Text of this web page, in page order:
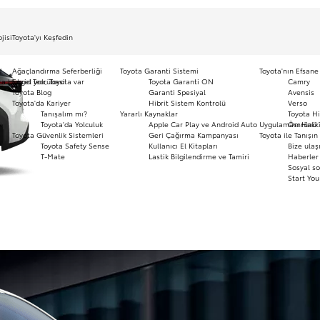
Toyota Garanti Sistemi
Toyota Garanti ON
Garanti Spesiyal
Hibrit Sistem Kontrolü
Yararlı Kaynaklar
Apple Car Play ve Android Auto Uygulaması
Geri Çağırma Kampanyası
a11yOpensInNewWindow
Kullanıcı El Kitapları
Lastik Bilgilendirme ve Tamiri
Hybrid Tecrübesi
Toyota'yı Keşfedin
Ağaçlandırma Seferberliği
a11yOpensInNewWindow
Engel yok, Toyota var
Toyota Blog
a11yOpensInNewWindow
Toyota'da Kariyer
Tanışalım mı?
Toyota'da Yolculuk
Toyota Güvenlik Sistemleri
Toyota Safety Sense
T-Mate
Toyota'nın
Camry
Avensis
Verso
Toyota
Ömrünü
Toyota ile Tanışın
Bize
Sosyal
Start